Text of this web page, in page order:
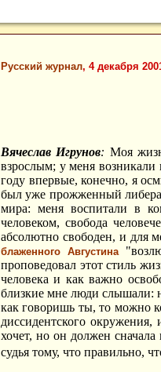
Русский журнал, 4 декабря
Вячеслав Игрунов: Моя
взрослым; у меня
году впервые, конечно, я
был уже прожженный
мира: меня воспитали в
человеком, свобода
абсолютно свободен, и для
блаженного Августина
проповедовал этот стиль
человека и как важно
близкие мне люди слышали:
как говоришь ты, то можно
диссидентского
хочет, но он должен
судья тому, что правильно,